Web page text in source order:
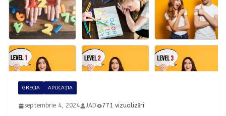
GRECIA APLICAȚIA
septembrie 4, 2024 JAD 771 vizualizări